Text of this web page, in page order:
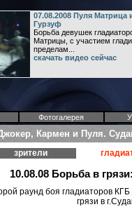
07.08.2008 Пуля Матрица
Гурзуф
Борьба девушек
Матрицы, с участием
пределам...
скачать видео сейчас
Фотогалерея
Кармен и Пуля.
зрители
10.08.08 Борьба в
раунд боя гладиаторов
грязи в